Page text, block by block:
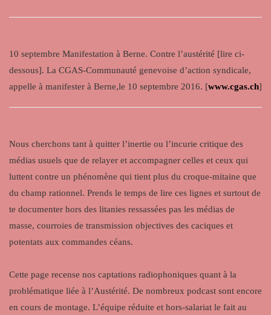
10 septembre Manifestation à Berne. Contre l’austérité [lire ci-
dessous]. La CGAS-Communauté genevoise d’action syndicale,
appelle à manifester à Berne,le 10 septembre 2016. [www.cgas.ch]
Nous cherchons tant à quitter l’inertie ou l’incurie critique des
médias usuels que de relayer et accompagner celles et ceux qui
luttent contre un phénomène qui tient plus du croque-mitaine que
du champ rationnel. Prends le temps de lire ces lignes et surtout de
te documenter hors des litanies ressassées pas les médias de
masse, courroies de transmission objectives des caciques et
potentats aux commandes céans.
Cette page recense nos captations radiophoniques quant à la
problématique liée à l’Austérité. De nombreux podcast sont encore
en cours de montage. L’équipe réduite et hors-salariat le fait au